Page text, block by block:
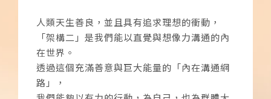
人類天生善良，並且具有追求理想的衝動，
「架構二」是我們能以直覺與想像力溝通的內
在世界。
透過這個充滿善意與巨大能量的「內在溝通網
路」，